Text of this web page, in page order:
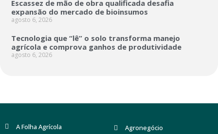
Escassez de mão de obra qualificada desafia
expansão do mercado de bioinsumos
agosto 6, 2026
Tecnologia que “lê” o solo transforma manejo
agrícola e comprova ganhos de produtividade
agosto 6, 2026
A Folha Agrícola
Agronegócio